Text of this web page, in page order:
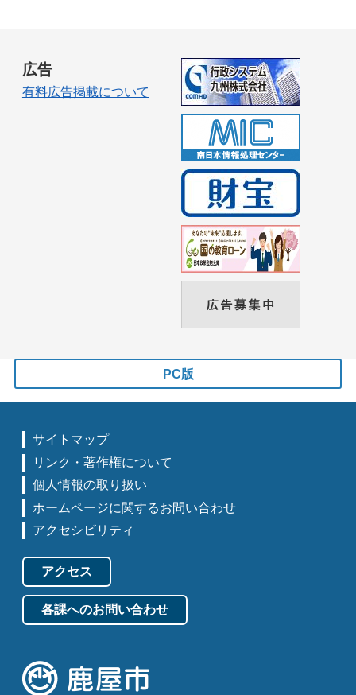
広告
有料広告掲載について
PC版
サイトマップ
リンク・著作権について
個人情報の取り扱い
ホームページに関するお問い合わせ
アクセシビリティ
アクセス
各課へのお問い合わせ